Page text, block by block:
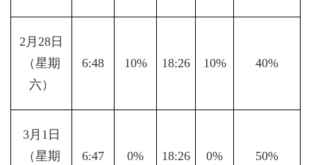
2月28日
（星期
六）
6:48 10% 18:26 10% 40%
3月1日
（星期
6:47 0% 18:26 0% 50%